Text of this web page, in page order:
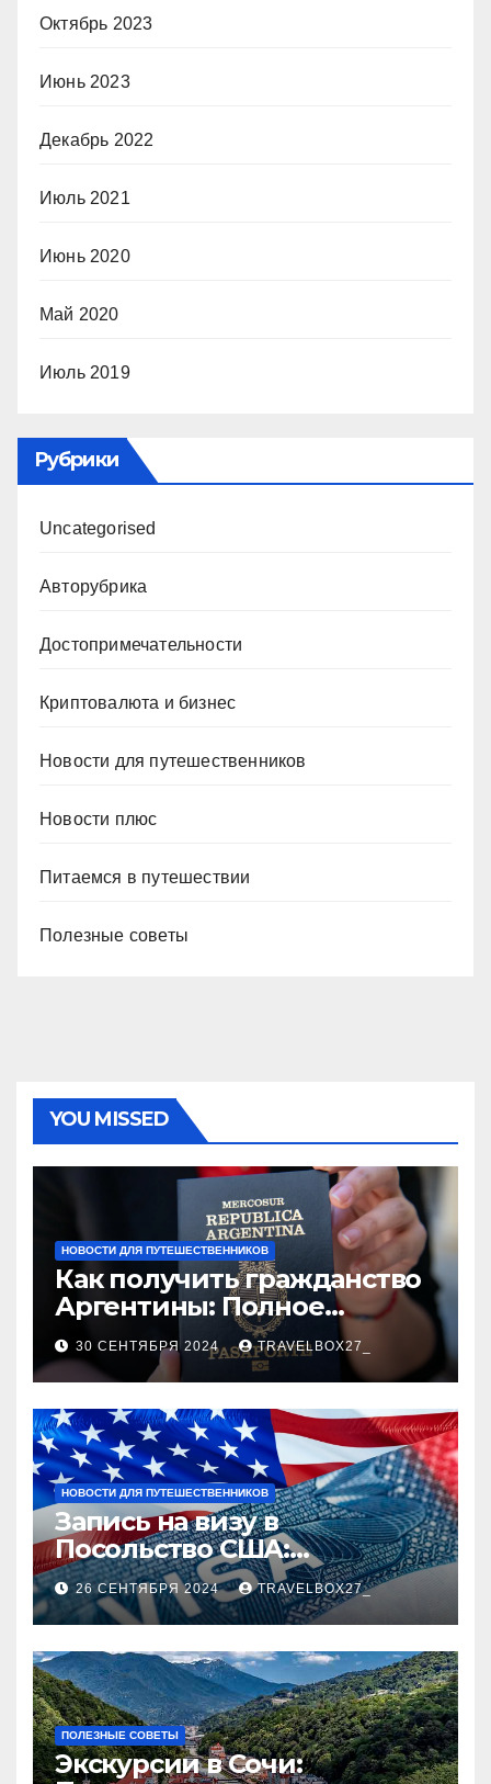
Октябрь 2023
Июнь 2023
Декабрь 2022
Июль 2021
Июнь 2020
Май 2020
Июль 2019
Рубрики
Uncategorised
Авторубрика
Достопримечательности
Криптовалюта и бизнес
Новости для путешественников
Новости плюс
Питаемся в путешествии
Полезные советы
YOU MISSED
НОВОСТИ ДЛЯ ПУТЕШЕСТВЕННИКОВ
Как получить гражданство
Аргентины: Полное
руководство
30 СЕНТЯБРЯ 2024 TRAVELBOX27_
НОВОСТИ ДЛЯ ПУТЕШЕСТВЕННИКОВ
Запись на визу в
Посольство США:
Пошаговое руководство
26 СЕНТЯБРЯ 2024 TRAVELBOX27_
ПОЛЕЗНЫЕ СОВЕТЫ
Экскурсии в Сочи: